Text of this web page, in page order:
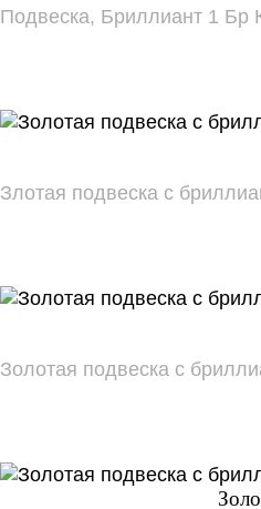
Подвеска, Бриллиант 1 Бр
Злотая подвеска с
Золотая подвеска с